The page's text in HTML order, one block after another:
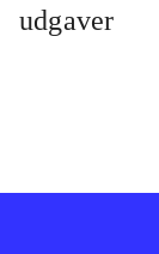
udgaver